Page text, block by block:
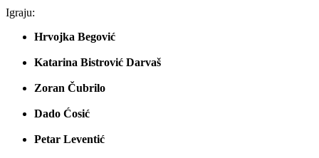
Igraju:
Hrvojka Begović
Katarina Bistrović Darvaš
Zoran Čubrilo
Dado Ćosić
Petar Leventić